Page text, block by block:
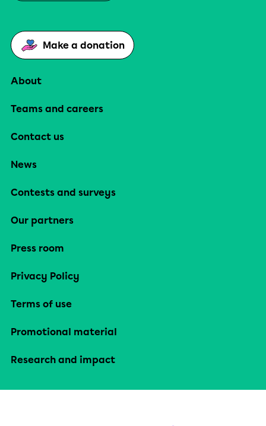
Make a donation
About
Teams and careers
Contact us
News
Contests and surveys
Our partners
Press room
Privacy Policy
Terms of use
Promotional material
Research and impact